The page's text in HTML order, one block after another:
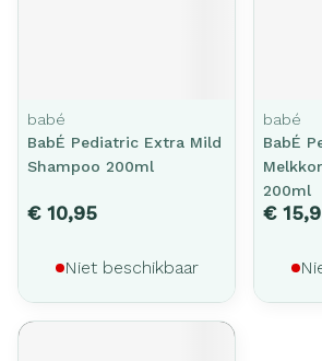
babé
BabÉ Pediatric Extra Mild
Shampoo 200ml
€ 10,95
Niet beschikbaar
babé
BabÉ
200ml
€